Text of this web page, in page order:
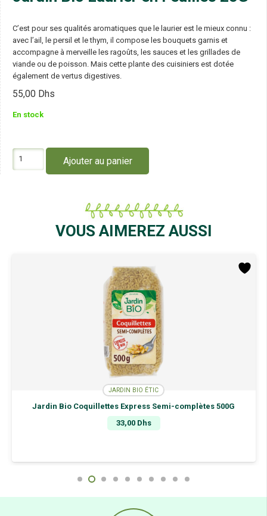
C’est pour ses qualités aromatiques que le laurier est le mieux connu :
avec l’ail, le persil et le thym, il compose les bouquets garnis et
accompagne à merveille les ragoûts, les sauces et les grillades de
viande ou de poisson. Mais cette plante des cuisiniers est dotée
également de vertus digestives.
55,00 Dhs
En stock
Ajouter au panier
VOUS AIMEREZ AUSSI
JARDIN BIO ÉTIC
Jardin Bio Coquillettes Express Semi-complètes 500G
33,00 Dhs